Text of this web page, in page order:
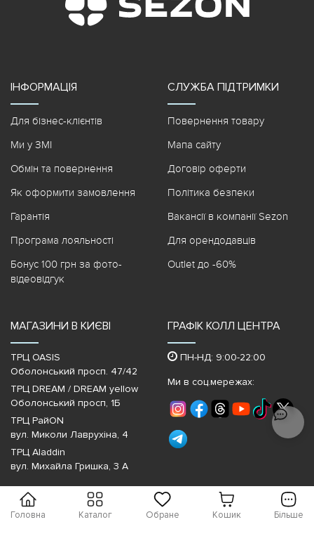
Головна Каталог Обране Кошик Більше
ІНФОРМАЦІЯ
Для бізнес-клієнтів
Ми у ЗМІ
Обмін та повернення
Як оформити замовлення
Гарантія
Програма лояльності
Бонус 100 грн за фото-
відеовідгук
СЛУЖБА ПІДТРИМКИ
Повернення товару
Мапа сайту
Договір оферти
Політика безпеки
Вакансії в компанії Sezon
Для орендодавців
Outlet до -60%
МАГАЗИНИ В КИЄВІ
ТРЦ OASIS
Оболонський просп. 47/42
ТРЦ DREAM / DREAM yellow
Оболонський просп, 1Б
ТРЦ РайON
вул. Миколи Лаврухіна, 4
ТРЦ Aladdin
вул. Михайла Гришка, 3 А
ГРАФІК КОЛЛ ЦЕНТРА
ПН-НД: 9:00-22:00
Ми в соц.мережах: